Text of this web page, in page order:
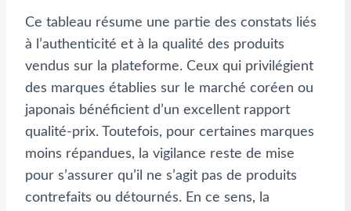
Ce tableau résume une partie des constats liés
à l’authenticité et à la qualité des produits
vendus sur la plateforme. Ceux qui privilégient
des marques établies sur le marché coréen ou
japonais bénéficient d’un excellent rapport
qualité-prix. Toutefois, pour certaines marques
moins répandues, la vigilance reste de mise
pour s’assurer qu’il ne s’agit pas de produits
contrefaits ou détournés. En ce sens, la